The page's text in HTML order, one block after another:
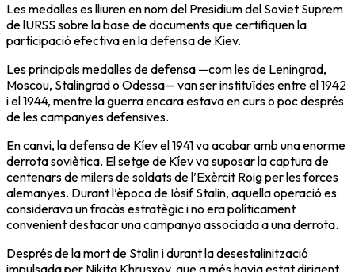
Les medalles es lliuren en nom del Presidium del Soviet Suprem
de lURSS sobre la base de documents que certifiquen la
participació efectiva en la defensa de Kíev.
Les principals medalles de defensa —com les de Leningrad,
Moscou, Stalingrad o Odessa— van ser instituïdes entre el 1942
i el 1944, mentre la guerra encara estava en curs o poc després
de les campanyes defensives.
En canvi, la defensa de Kíev el 1941 va acabar amb una enorme
derrota soviètica. El setge de Kíev va suposar la captura de
centenars de milers de soldats de l’Exèrcit Roig per les forces
alemanyes. Durant l’època de Iòsif Stalin, aquella operació es
considerava un fracàs estratègic i no era políticament
convenient destacar una campanya associada a una derrota.
Després de la mort de Stalin i durant la desestalinització